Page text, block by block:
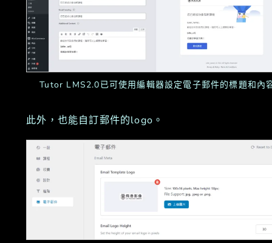
Tutor LMS2.0已可使用編輯器設定電子郵件的標題和內
此外，也能自訂郵件的logo。